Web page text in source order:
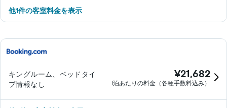
他1件の客室料金を表示
キングルーム、ベッドタイ
プ情報なし
¥21,682
1泊あたりの料金（各種手数料込み）